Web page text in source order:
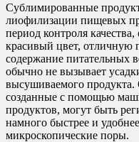
Сублимированные
лиофилизации пищевых
период контроля
красивый цвет, отличную
содержание питательных
обычно не вызывает
высушиваемого
созданные с помощью
продуктов, могут быть
намного быстрее и
микроскопические поры.